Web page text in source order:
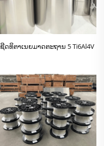
ຊີດທິຕາເນຍມາດຕະຖານ 5 Ti6Al4V